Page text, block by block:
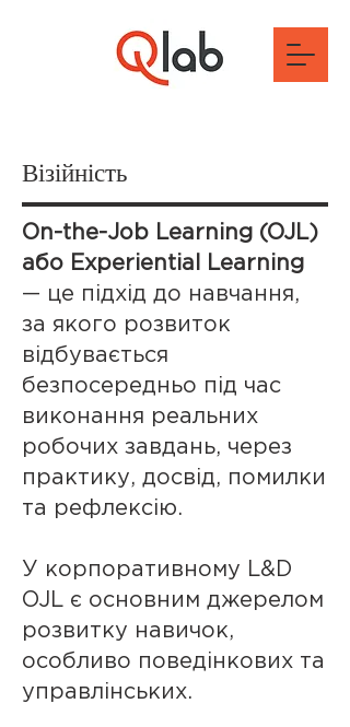
Візійність
On-the-Job Learning (OJL)
або Experiential Learning
— це підхід до навчання,
за якого розвиток
відбувається
безпосередньо під час
виконання реальних
робочих завдань, через
практику, досвід, помилки
та рефлексію.
У корпоративному L&D
OJL є основним джерелом
розвитку навичок,
особливо поведінкових та
управлінських.